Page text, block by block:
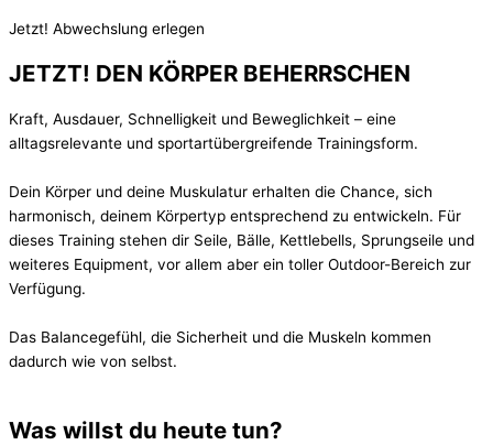
Jetzt! Abwechslung erlegen
JETZT! DEN KÖRPER BEHERRSCHEN
Kraft, Ausdauer, Schnelligkeit und Beweglichkeit – eine
alltagsrelevante und sportartübergreifende Trainingsform.
Dein Körper und deine Muskulatur erhalten die Chance, sich
harmonisch, deinem Körpertyp entsprechend zu entwickeln. Für
dieses Training stehen dir Seile, Bälle, Kettlebells, Sprungseile und
weiteres Equipment, vor allem aber ein toller Outdoor-Bereich zur
Verfügung.
Das Balancegefühl, die Sicherheit und die Muskeln kommen
dadurch wie von selbst.
Was willst du heute tun?